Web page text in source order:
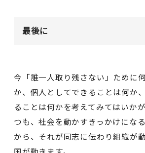
最後に
今「誰一人取り残さない」ために
か、個人としてできることは何か
ることは何かを考えてみてはいか
つも、社会を動かすきっかけにな
から、それが同志に伝わり組織が